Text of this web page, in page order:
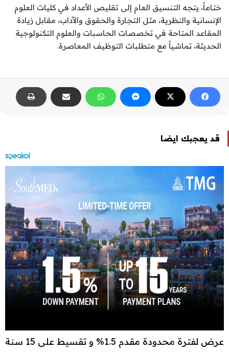
ختاماً، يتجه التنسيق العام إلى تقليص الأعداد في كليات العلوم
الإنسانية والنظرية، مثل التجارة والحقوق والآداب، مقابل زيادة
المقاعد المتاحة في تخصصات الحاسبات والعلوم التكنولوجية
الحديثة، تماشياً مع متطلبات التوظيف المعاصرة.
قد يعجبك ايضا
عرض لفترة محدودة مقدم 1.5% و تقسيط علي 15 سنة